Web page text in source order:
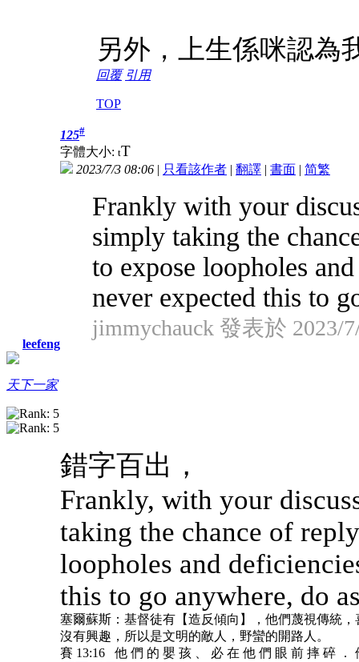
另外，上生係咪認為
回覆 引用
TOP
leefeng
天下一家
125#
字體大小: tT
2023/7/3 08:06 | 只看該作者 | 翻譯 | 書面 | 简繁
Frankly with your
simply taking the
to expose loopholes
never expected this to
jimmychauck 發表於 2023/
錯字百出，
Frankly, with your
taking the chance of
loopholes and
this to go anywhere, do
塞爾蘇斯：基督徒有【造反傾向】，他們蔑視傳統
沒有興趣，所以是文明的敵人，野蠻的開路人。
賽 13:16 他 們 的 嬰 孩 、 必 在 他 們 眼 前 摔 碎 ．